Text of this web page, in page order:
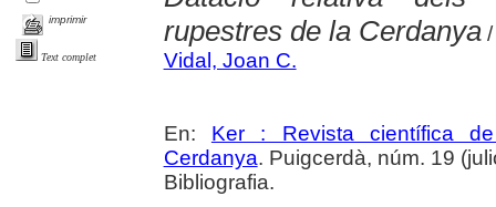
imprimir
Text complet
rupestres de la Cerdanya/
Vidal, Joan C.
En: Ker : Revista científica
Cerdanya. Puigcerdà, núm. 19
Bibliografia.